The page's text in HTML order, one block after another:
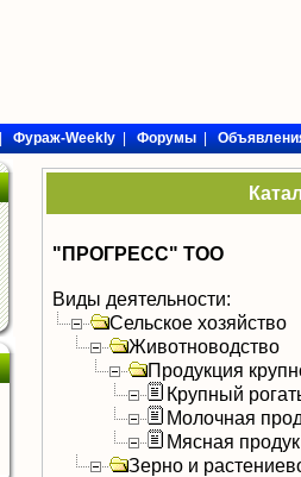
Фураж-Weekly|Форумы|
"ПРОГРЕСС" ТОО
Виды деятельности:
Сельское хозяйство
Животноводство
Продукция
Крупный
Молочная
Мясная
Зерно и